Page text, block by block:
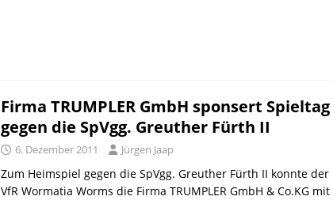
Firma TRUMPLER GmbH sponsert Spieltag
gegen die SpVgg. Greuther Fürth II
6. Dezember 2011 Jürgen Jaap
Zum Heimspiel gegen die SpVgg. Greuther Fürth II konnte der
VfR Wormatia Worms die Firma TRUMPLER GmbH & Co.KG mit